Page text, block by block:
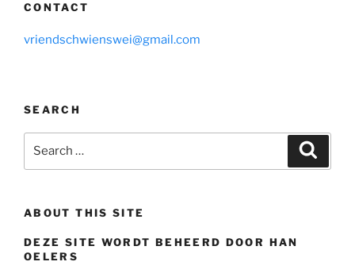
CONTACT
vriendschwienswei@gmail.com
SEARCH
ABOUT THIS SITE
DEZE SITE WORDT BEHEERD DOOR HAN
OELERS